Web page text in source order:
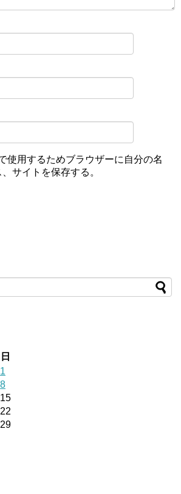
使用するためブラウザーに自分の名
サイトを保存する。
日
1
8
15
22
29